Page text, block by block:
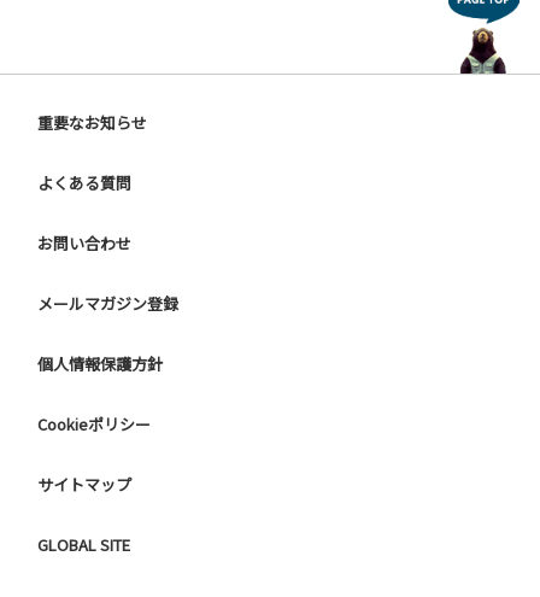
重要なお知らせ
よくある質問
お問い合わせ
メールマガジン登録
個人情報保護方針
Cookieポリシー
サイトマップ
GLOBAL SITE